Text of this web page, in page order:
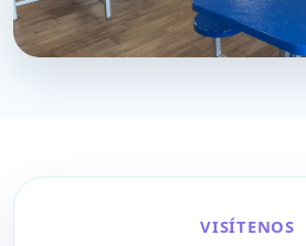
VISÍTENOS